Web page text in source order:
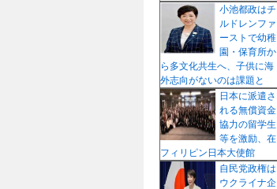
小池都政はチ
ルドレンファ
ーストで幼稚
園・保育所か
ら多文化共生へ、子供に海
外志向がないのは課題と
日本に派遣さ
れる無償資金
協力の留学生
等を激励、在
フィリピン日本大使館
自民党政権は
ウクライナ企